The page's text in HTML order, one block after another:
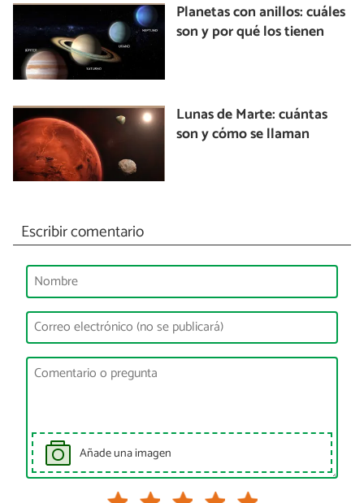
Planetas con anillos: cuáles
son y por qué los tienen
Lunas de Marte: cuántas
son y cómo se llaman
Escribir comentario
Añade una imagen